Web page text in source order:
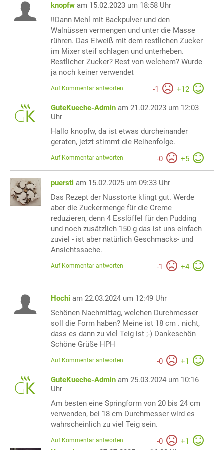
knopfw am 15.02.2023 um 18:58 Uhr
!!Dann Mehl mit Backpulver und den
Walnüssen vermengen und unter die Masse
rühren. Das Eiweiß mit dem restlichen Zucker
im Mixer steif schlagen und unterheben.
Restlicher Zucker? Rest von welchem? Wurde
ja noch keiner verwendet
-1 +12
Auf Kommentar antworten
GuteKueche-Admin am 21.02.2023 um 12:03
Uhr
Hallo knopfw, da ist etwas durcheinander
geraten, jetzt stimmt die Reihenfolge.
-0 +5
Auf Kommentar antworten
puersti am 15.02.2025 um 09:33 Uhr
Das Rezept der Nusstorte klingt gut. Werde
aber die Zuckermenge für die Creme
reduzieren, denn 4 Esslöffel für den Pudding
und noch zusätzlich 150 g das ist uns einfach
zuviel - ist aber natürlich Geschmacks- und
Ansichtssache.
-1 +4
Auf Kommentar antworten
Hochi am 22.03.2024 um 12:49 Uhr
Schönen Nachmittag, welchen Durchmesser
soll die Form haben? Meine ist 18 cm . nicht,
dass es dann zu viel Teig ist ;-) Dankeschön
Schöne Grüße HPH
-0 +1
Auf Kommentar antworten
GuteKueche-Admin am 25.03.2024 um 10:16
Uhr
Am besten eine Springform von 20 bis 24 cm
verwenden, bei 18 cm Durchmesser wird es
wahrscheinlich zu viel Teig sein.
-0 +1
Auf Kommentar antworten